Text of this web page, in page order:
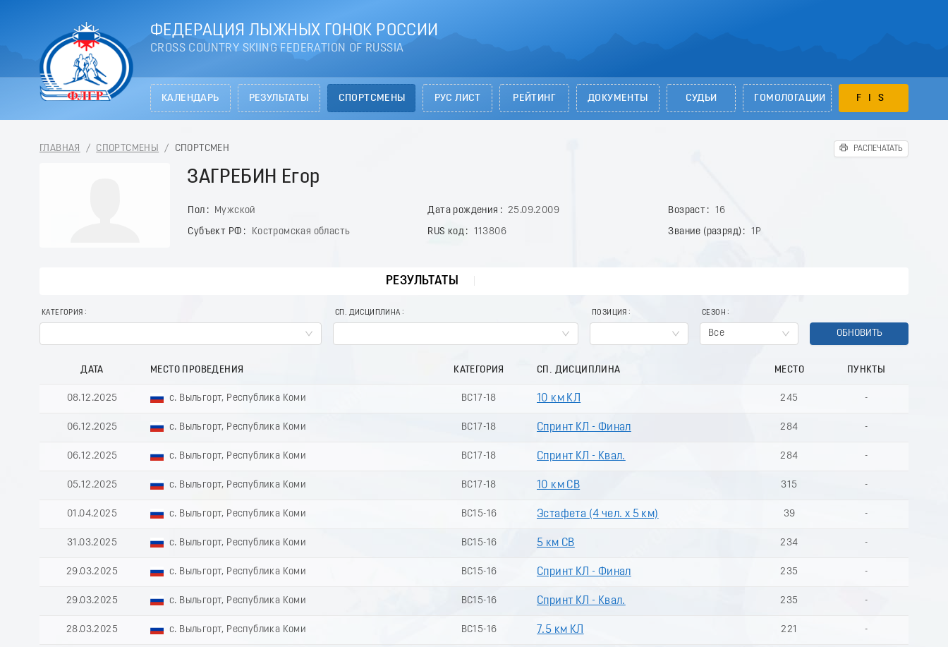
ФЕДЕРАЦИЯ ЛЫЖНЫХ ГОНОК РОССИИ
CROSS COUNTRY SKIING FEDERATION OF RUSSIA
КАЛЕНДАРЬ РЕЗУЛЬТАТЫ СПОРТСМЕНЫ РУС ЛИСТ РЕЙТИНГ ДОКУМЕНТЫ СУДЬИ ГОМОЛОГАЦИИ FIS
ГЛАВНАЯ / СПОРТСМЕНЫ / СПОРТСМЕН РАСПЕЧАТАТЬ
ЗАГРЕБИН Егор
Пол Мужской Дата рождения 25.09.2009 Возраст
16
Субъект РФ
Костромская область RUS код 113806 Звание (разряд) 1Р
РЕЗУЛЬТАТЫ
КАТЕГОРИЯ СП. ДИСЦИПЛИНА ПОЗИЦИЯ СЕЗОН
Все ОБНОВИТЬ
ДАТА МЕСТО ПРОВЕДЕНИЯ КАТЕГОРИЯ СП. ДИСЦИПЛИНА МЕСТО ПУНКТЫ
08.12.2025 с. Выльгорт, Республика Коми ВС17-18 10 км КЛ 245 -
06.12.2025 с. Выльгорт, Республика Коми ВС17-18 Спринт КЛ - Финал 284 -
06.12.2025 с. Выльгорт, Республика Коми ВС17-18 Спринт КЛ - Квал. 284 -
05.12.2025 с. Выльгорт, Республика Коми ВС17-18 10 км СВ 315 -
01.04.2025 с. Выльгорт, Республика Коми ВС15-16 Эстафета (4 чел. х 5 км) 39 -
31.03.2025 с. Выльгорт, Республика Коми ВС15-16 5 км СВ 234 -
29.03.2025 с. Выльгорт, Республика Коми ВС15-16 Спринт КЛ - Финал 235 -
29.03.2025 с. Выльгорт, Республика Коми ВС15-16 Спринт КЛ - Квал. 235 -
28.03.2025 с. Выльгорт, Республика Коми ВС15-16 7.5 км КЛ 221 -